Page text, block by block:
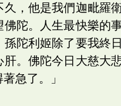
久，他是我們迦毗
陀。人生最快樂的
陀利姬除了要我終
。佛陀今日大慈大
急了。」